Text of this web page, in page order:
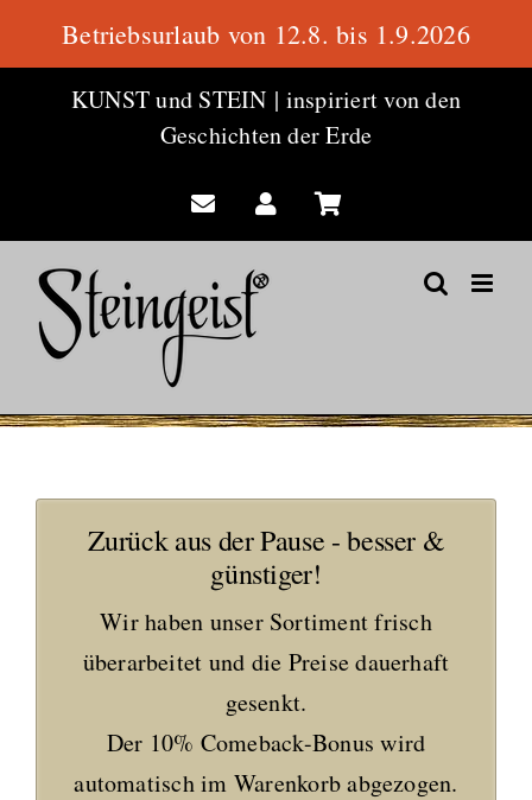
KUNST und STEIN | inspiriert von den
Geschichten der Erde
Zurück aus der Pause - besser &
günstiger!
Wir haben unser Sortiment frisch
überarbeitet und die Preise dauerhaft
gesenkt.
Der 10% Comeback-Bonus wird
automatisch im Warenkorb abgezogen.
Betriebsurlaub von 12.8. bis 1.9.2026